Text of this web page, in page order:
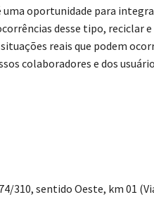
uma oportunidade para
desse tipo, reciclar
reais que podem
colaboradores e dos
310, sentido Oeste, km 01